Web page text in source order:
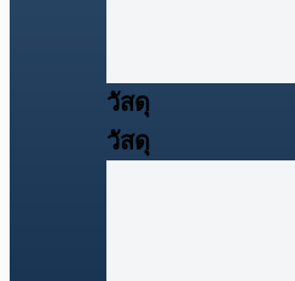
วัสดุ
วัสดุ